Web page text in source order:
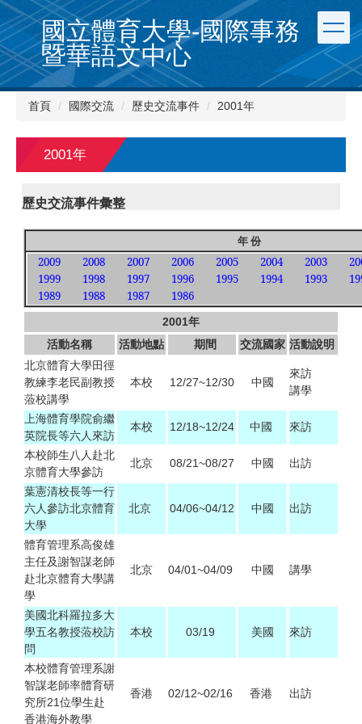
跳
到
主
要
內
國立體育大學-國際事務
暨華語文中心
首頁 國際交流 歷史交流事件 2001年
2001年
歷史交流事件彙整
年 份
2009
2008 2007 2006 2005 2004 2003
1999
1998 1997 1996 1995 1994 1993
1989
1988 1987 1986
2001年
活動名稱
活動地點 期間 交流國家 活動說明
北京體育大學田徑
教練李老民副教授
蒞校講學
本校 12/27~12/30 中國
來訪
講學
上海體育學院俞繼
英院長等六人來訪
本校 12/18~12/24 中國 來訪
本校師生八人赴北
京體育大學參訪
北京 08/21~08/27 中國 出訪
葉憲清校長等一行
六人參訪北京體育
大學
北京 04/06~04/12 中國 出訪
體育管理系高俊雄
主任及謝智謀老師
赴北京體育大學講
學
北京 04/01~04/09 中國 講學
美國北科羅拉多大
學五名教授蒞校訪
問
本校 03/19 美國 來訪
本校體育管理系謝
智謀老師率體育研
究所21位學生赴
香港海外教學
香港 02/12~02/16 香港 出訪